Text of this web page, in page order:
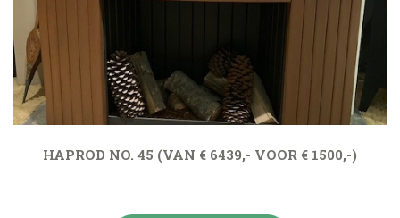
HAPROD NO. 45 (VAN € 6439,- VOOR € 1500,-)